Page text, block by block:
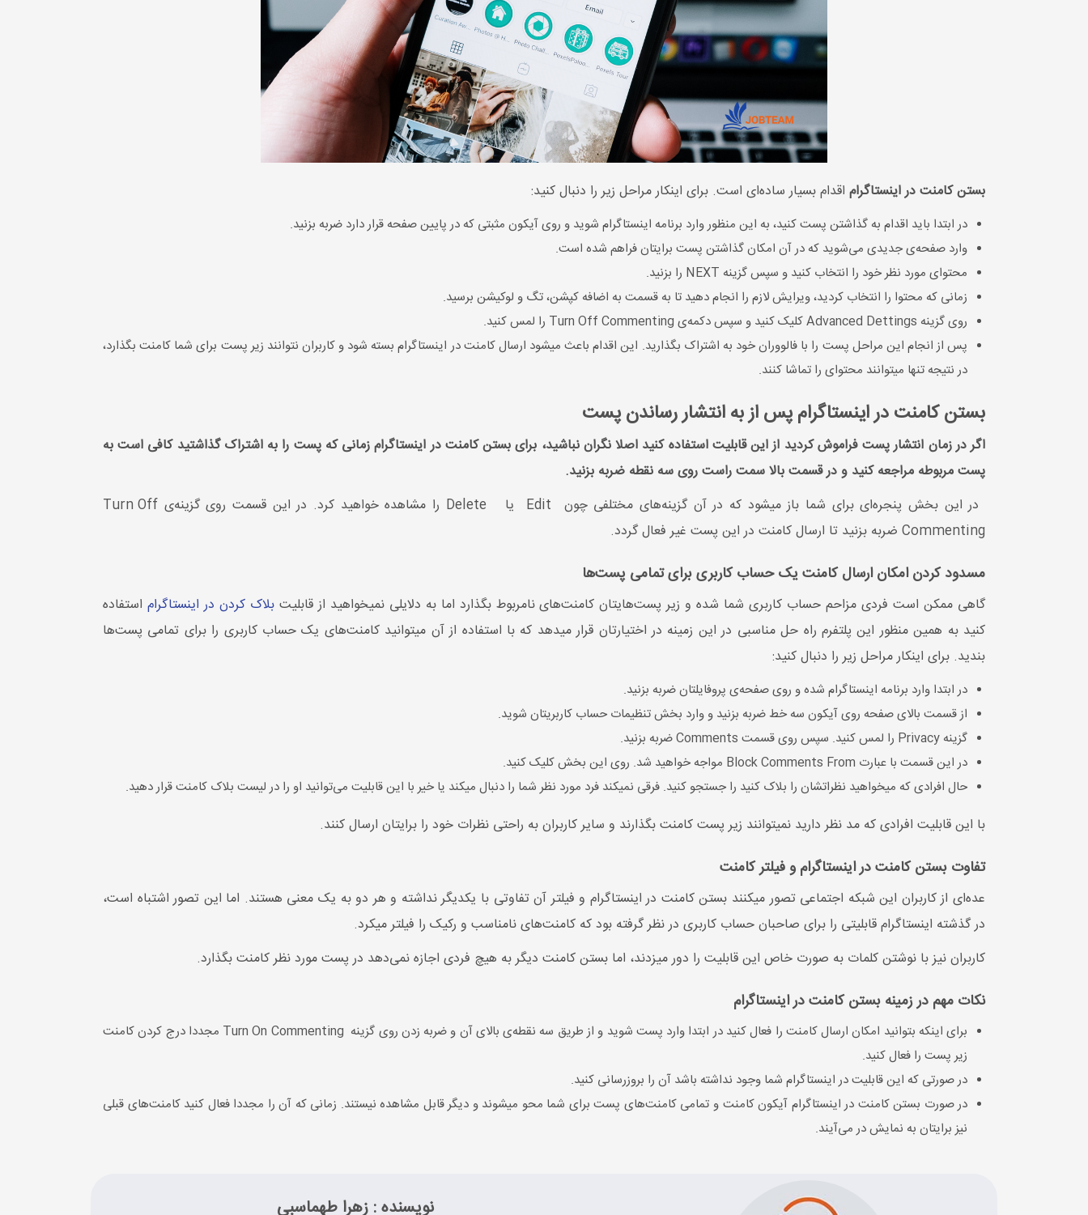
بستن کامنت در اینستاگرام اقدام بسیار ساده‌ای است. برای اینکار مراحل زیر را دنبال کنید:
در ابتدا باید اقدام به گذاشتن پست کنید، به این منظور وارد برنامه اینستاگرام شوید و روی آیکون مثبتی که در پایین صفحه قرار دارد ضربه بزنید.
وارد صفحه‌ی جدیدی می‌شوید که در آن امکان گذاشتن پست برایتان فراهم شده است.
محتوای مورد نظر خود را انتخاب کنید و سپس گزینه NEXT را بزنید.
زمانی که محتوا را انتخاب کردید، ویرایش لازم را انجام دهید تا به قسمت به اضافه کپشن، تگ و لوکیشن برسید.
روی گزینه Advanced Dettings کلیک کنید و سپس دکمه‌ی Turn Off Commenting را لمس کنید.
پس از انجام این مراحل پست را با فالووران خود به اشتراک بگذارید. این اقدام باعث میشود ارسال کامنت در اینستاگرام بسته شود و کاربران نتوانند زیر پست برای شما کامنت بگذارد،
در نتیجه تنها میتوانند محتوای را تماشا کنند.
بستن کامنت در اینستاگرام پس از به انتشار رساندن پست
اگر در زمان انتشار پست فراموش کردید از این قابلیت استفاده کنید اصلا نگران نباشید، برای بستن کامنت در اینستاگرام زمانی که پست را به اشتراک گذاشتید کافی است به
پست مربوطه مراجعه کنید و در قسمت بالا سمت راست روی سه نقطه‌ ضربه بزنید.
در این بخش پنجره‌ای برای شما باز میشود که در آن گزینه‌های مختلفی چون Edit یا Delete را مشاهده خواهید کرد. در این قسمت روی گزینه‌ی Turn Off
Commenting ضربه بزنید تا ارسال کامنت در این پست غیر فعال گردد.
مسدود کردن امکان ارسال کامنت یک حساب کاربری برای تمامی پست‌ها
گاهی ممکن است فردی مزاحم حساب کاربری شما شده و زیر پست‌هایتان کامنت‌های نامربوط بگذارد اما به دلایلی نمیخواهید از قابلیتبلاک کردن در اینستاگرام استفاده
کنید به همین منظور این پلتفرم راه حل مناسبی در این زمینه در اختیارتان قرار میدهد که با استفاده از آن میتوانید کامنت‌های یک حساب کاربری را برای تمامی پست‌ها
بندید. برای اینکار مراحل زیر را دنبال کنید:
در ابتدا وارد برنامه اینستاگرام شده و روی صفحه‌ی پروفایلتان ضربه بزنید.
از قسمت بالای صفحه روی آیکون سه خط ضربه بزنید و وارد بخش تنظیمات حساب کاربریتان شوید.
گزینه Privacy را لمس کنید. سپس روی قسمت Comments ضربه بزنید.
در این قسمت با عبارت Block Comments From مواجه خواهید شد. روی این بخش کلیک کنید.
حال افرادی که میخواهید نظراتشان را بلاک کنید را جستجو کنید. فرقی نمیکند فرد مورد نظر شما را دنبال میکند یا خیر با این قابلیت می‌توانید او را در لیست بلاک کامنت قرار دهید.
با این قابلیت افرادی که مد نظر دارید نمیتوانند زیر پست کامنت بگذارند و سایر کاربران به راحتی نظرات خود را برایتان ارسال کنند.
تفاوت بستن کامنت در اینستاگرام و فیلتر کامنت
عده‌ای از کاربران این شبکه اجتماعی تصور میکنند بستن کامنت در اینستاگرام و فیلتر آن تفاوتی با یکدیگر نداشته و هر دو به یک معنی هستند. اما این تصور اشتباه است،
در گذشته اینستاگرام قابلیتی را برای صاحبان حساب کاربری در نظر گرفته بود که کامنت‌های نامناسب و رکیک را فیلتر میکرد.
کاربران نیز با نوشتن کلمات به صورت خاص این قابلیت را دور میزدند، اما بستن کامنت دیگر به هیچ فردی اجازه نمی‌دهد در پست مورد نظر کامنت بگذارد.
نکات مهم در زمینه بستن کامنت در اینستاگرام
برای اینکه بتوانید امکان ارسال کامنت را فعال کنید در ابتدا وارد پست شوید و از طریق سه نقطه‌ی بالای آن و ضربه زدن روی گزینه Turn On Commenting مجددا درج کردن کامنت
زیر پست را فعال کنید.
در صورتی که این قابلیت در اینستاگرام شما وجود نداشته باشد آن را بروزرسانی کنید.
در صورت بستن کامنت در اینستاگرام آیکون کامنت و تمامی کامنت‌های پست برای شما محو میشوند و دیگر قابل مشاهده نیستند. زمانی که آن را مجددا فعال کنید کامنت‌های قبلی
نیز برایتان به نمایش در می‌آیند.
نویسنده : زهرا طهماسبی